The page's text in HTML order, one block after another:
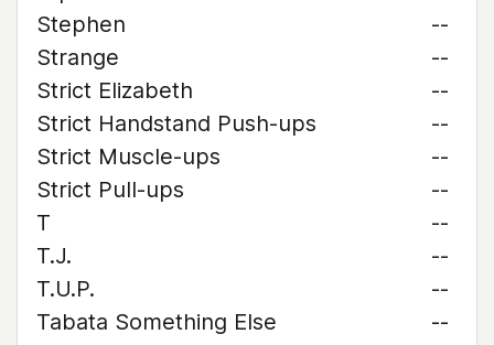
Stephen
--
Strange
--
Strict Elizabeth
--
Strict Handstand Push-ups
--
Strict Muscle-ups
--
Strict Pull-ups
--
T
--
T.J.
--
T.U.P.
--
Tabata Something Else
--